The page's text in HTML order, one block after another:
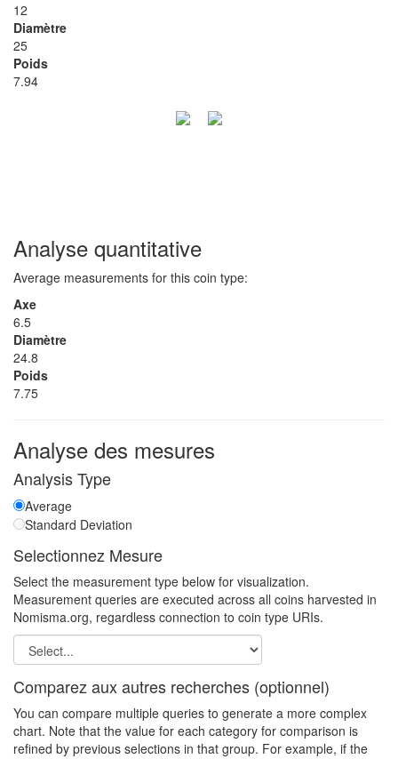
12
Diamètre
25
Poids
7.94
Analyse quantitative
Average measurements for this coin type:
Axe
6.5
Diamètre
24.8
Poids
7.75
Analyse des mesures
Analysis Type
Average
Standard Deviation
Selectionnez Mesure
Select the measurement type below for visualization.
Measurement queries are executed across all coins harvested in
Nomisma.org, regardless connection to coin type URIs.
Comparez aux autres recherches (optionnel)
You can compare multiple queries to generate a more complex
chart. Note that the value for each category for comparison is
refined by previous selections in that group. For example, if the